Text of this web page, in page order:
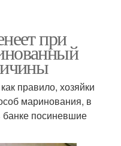
при
правило, хозяйки
маринования, в
банке посиневшие